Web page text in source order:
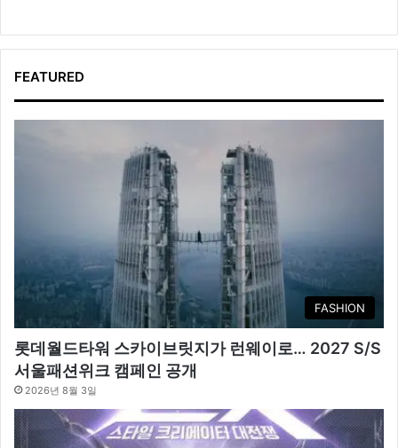
FEATURED
FASHION
롯데월드타워 스카이브릿지가 런웨이로… 2027 S/S
서울패션위크 캠페인 공개
2026년 8월 3일